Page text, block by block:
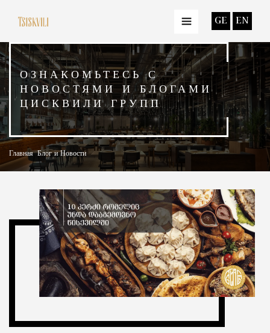
GE EN
ОЗНАКОМЬТЕСЬ С
НОВОСТЯМИ И БЛОГАМИ
ЦИСКВИЛИ ГРУПП
Главная Блог и Новости